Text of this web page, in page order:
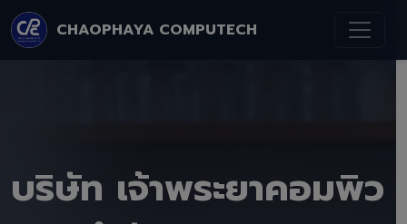
CHAOPHAYA COMPUTECH
บริษัท เจ้าพระยาคอมพิว